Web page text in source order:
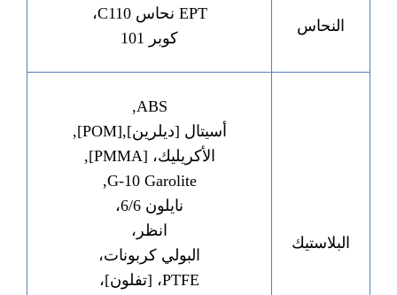
البلاستيك
أسيتال [ديلرين],[POM],
الأكريليك، [PMMA],
G-10 Garolite,
البولي كربونات،